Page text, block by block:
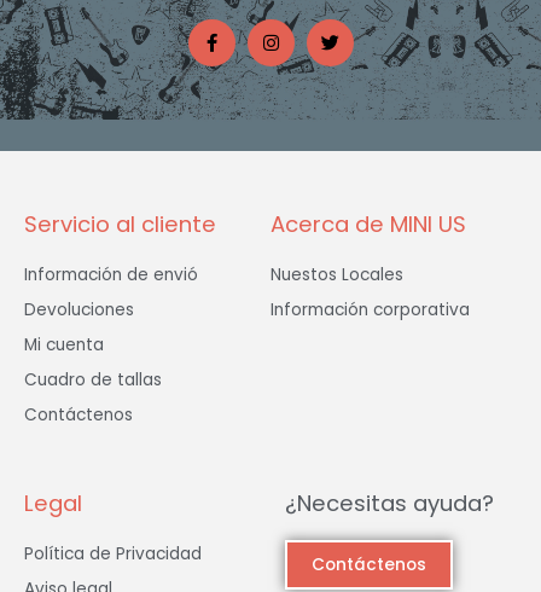
F
a
c
e
b
o
o
-
I
n
s
t
a
g
r
m
T
w
i
t
t
e
Servicio al cliente
Información de envió
Devoluciones
Mi cuenta
Cuadro de tallas
Contáctenos
Acerca de MINI US
Nuestos Locales
Información corporativa
Legal
Política de Privacidad
¿Necesitas ayuda?
Contáctenos